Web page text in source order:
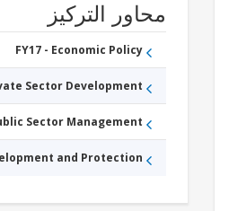
محاور التركيز
FY17 - Economic Policy
Sector Development
Sector Management
and Protection